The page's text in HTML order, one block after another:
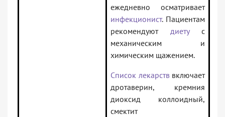
ежедневно осматривает
инфекционист. Пациентам
рекомендуют диетус
механическим и
химическим щажением.
Список лекарстввключает
дротаверин, кремния
диоксид коллоидный,
смектит